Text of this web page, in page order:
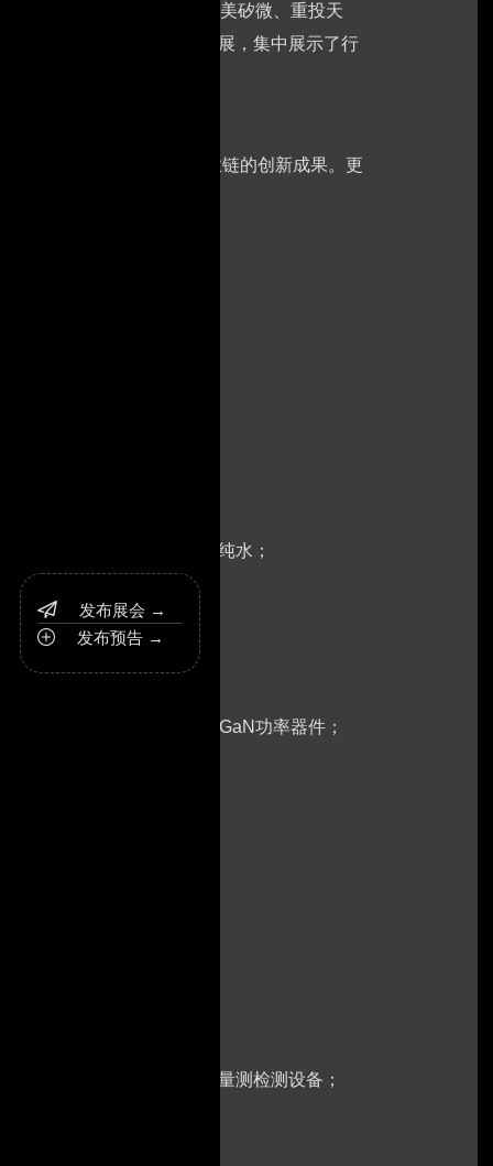
 发布展会 →
 发布预告 →
、汇顶科技、HKC惠科、美矽微、重投天
技等众多行业领军企业参展，集中展示了行
，完整展示集成电路产业链的创新成果。更
、光刻胶、特种气体、超纯水；
外延片、SiC功率器件、GaN功率器件；
、清洗设备、抛光设备、量测检测设备；